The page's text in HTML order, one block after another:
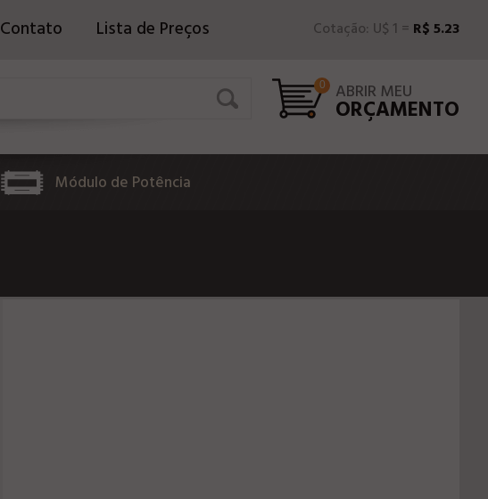
Contato Lista de Preços Cotação: U$ 1 = R$ 5.23
0 ABRIR MEU
ORÇAMENTO
Módulo de Potência